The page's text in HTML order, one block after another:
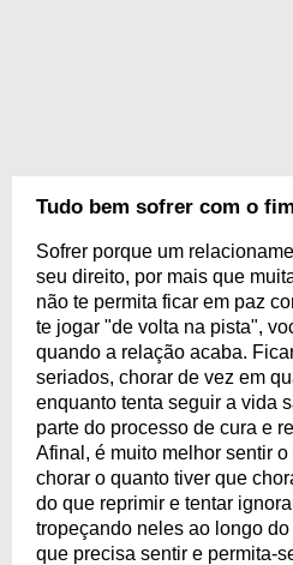
Tudo bem sofrer com o
Sofrer porque um
seu direito, por mais que
não te permita ficar em paz
te jogar "de volta na pista",
quando a relação acaba.
seriados, chorar de vez em
enquanto tenta seguir a vida
parte do processo de cura e
Afinal, é muito melhor sentir
chorar o quanto tiver que
do que reprimir e tentar
tropeçando neles ao longo
que precisa sentir e permita-